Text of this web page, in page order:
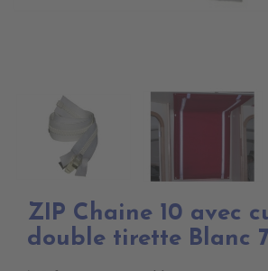
ZIP Chaine 10 avec
double tirette Blanc